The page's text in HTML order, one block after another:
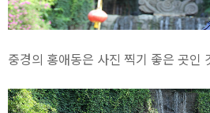
중경의 홍애동은 사진 찍기 좋은 곳인